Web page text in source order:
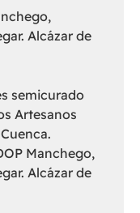
Alcázar de
semicurado
Artesanos
Manchego,
Alcázar de